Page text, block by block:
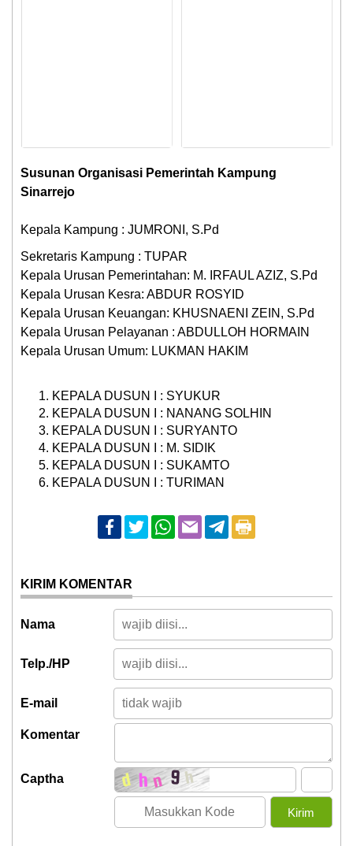
Susunan Organisasi Pemerintah Kampung
Sinarrejo
Kepala Kampung : JUMRONI, S.Pd
Sekretaris Kampung : TUPAR
Kepala Urusan Pemerintahan: M. IRFAUL AZIZ, S.Pd
Kepala Urusan Kesra: ABDUR ROSYID
Kepala Urusan Keuangan: KHUSNAENI ZEIN, S.Pd
Kepala Urusan Pelayanan : ABDULLOH HORMAIN
Kepala Urusan Umum: LUKMAN HAKIM
KEPALA DUSUN I : SYUKUR
KEPALA DUSUN I : NANANG SOLHIN
KEPALA DUSUN I : SURYANTO
KEPALA DUSUN I : M. SIDIK
KEPALA DUSUN I : SUKAMTO
KEPALA DUSUN I : TURIMAN
KIRIM KOMENTAR
Nama
Telp./HP
E-mail
Komentar
Captha